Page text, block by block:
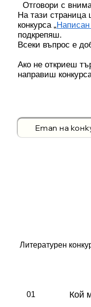
Отговори с
На тази страница
конкурса „Написан
подкрепяш.
Всеки въпрос е
Ако не откриеш
направиш
Етап на
Литературен
01 Кой